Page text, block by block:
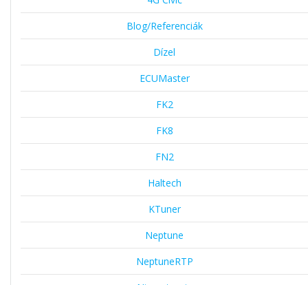
Blog/Referenciák
Dízel
ECUMaster
FK2
FK8
FN2
Haltech
KTuner
Neptune
NeptuneRTP